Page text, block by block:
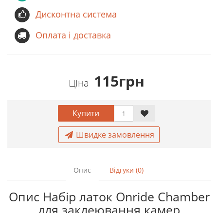
Дисконтна система
Оплата і доставка
Ціна 115грн
Купити
Швидке замовлення
Опис Відгуки (0)
Опис Набір латок Onride Сhamber
для заклеювання камер